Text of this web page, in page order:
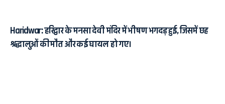
Haridwar: हरिद्वार के मनसा देवी मंदिर में भीषण भगदड़ हुई, जिसमें छह
श्रद्धालुओं की मौत और कई घायल हो गए।